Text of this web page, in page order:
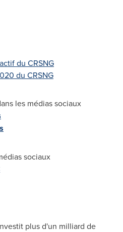
du CRSNG
du CRSNG
les médias sociaux
sociaux
plus d'un milliard de